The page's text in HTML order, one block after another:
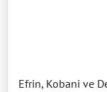
Efrin, Kobani ve